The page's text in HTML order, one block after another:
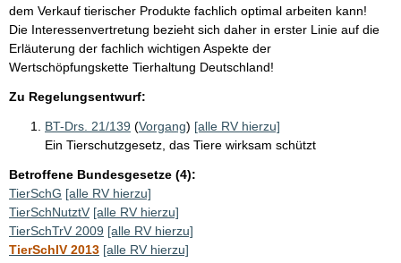
dem Verkauf tierischer Produkte fachlich optimal arbeiten kann!
Die Interessenvertretung bezieht sich daher in erster Linie auf die
Erläuterung der fachlich wichtigen Aspekte der
Wertschöpfungskette Tierhaltung Deutschland!
Zu Regelungsentwurf:
BT-Drs. 21/139 (Vorgang) [alle RV hierzu]
Ein Tierschutzgesetz, das Tiere wirksam schützt
Betroffene Bundesgesetze (4):
TierSchG [alle RV hierzu]
TierSchNutztV [alle RV hierzu]
TierSchTrV 2009 [alle RV hierzu]
TierSchlV 2013 [alle RV hierzu]